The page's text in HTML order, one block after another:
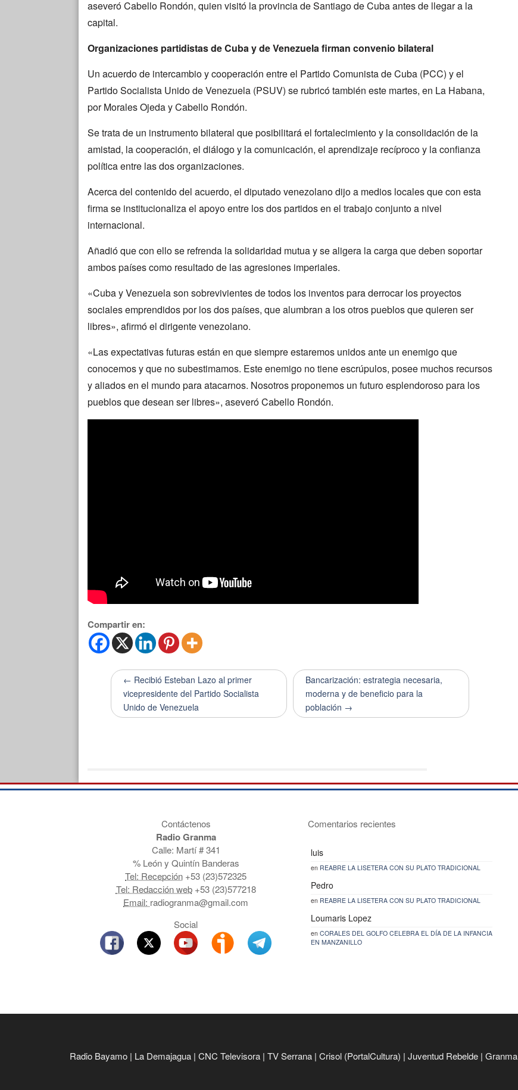
aseveró Cabello Rondón, quien visitó la provincia de Santiago de Cuba antes de llegar a la
capital.
Organizaciones partidistas de Cuba y de Venezuela firman convenio bilateral
Un acuerdo de intercambio y cooperación entre el Partido Comunista de Cuba (PCC) y el
Partido Socialista Unido de Venezuela (PSUV) se rubricó también este martes, en La Habana,
por Morales Ojeda y Cabello Rondón.
Se trata de un instrumento bilateral que posibilitará el fortalecimiento y la consolidación de la
amistad, la cooperación, el diálogo y la comunicación, el aprendizaje recíproco y la confianza
política entre las dos organizaciones.
Acerca del contenido del acuerdo, el diputado venezolano dijo a medios locales que con esta
firma se institucionaliza el apoyo entre los dos partidos en el trabajo conjunto a nivel
internacional.
Añadió que con ello se refrenda la solidaridad mutua y se aligera la carga que deben soportar
ambos países como resultado de las agresiones imperiales.
«Cuba y Venezuela son sobrevivientes de todos los inventos para derrocar los proyectos
sociales emprendidos por los dos países, que alumbran a los otros pueblos que quieren ser
libres», afirmó el dirigente venezolano.
«Las expectativas futuras están en que siempre estaremos unidos ante un enemigo que
conocemos y que no subestimamos. Este enemigo no tiene escrúpulos, posee muchos recursos
y aliados en el mundo para atacarnos. Nosotros proponemos un futuro esplendoroso para los
pueblos que desean ser libres», aseveró Cabello Rondón.
Compartir en:
← Recibió Esteban Lazo al primer
vicepresidente del Partido Socialista
Unido de Venezuela
Bancarización: estrategia necesaria,
moderna y de beneficio para la
población →
Contáctenos
Radio Granma
Calle: Martí # 341
% León y Quintín Banderas
Tel: Recepción +53 (23)572325
Tel: Redacción web+53 (23)577218
Email: radiogranma@gmail.com
Social
Comentarios recientes
luis
en REABRE LA LISETERA CON SU PLATO TRADICIONAL
Pedro
en REABRE LA LISETERA CON SU PLATO TRADICIONAL
Loumaris Lopez
en CORALES DEL GOLFO CELEBRA EL DÍA DE LA INFANCIA
EN MANZANILLO
Radio Bayamo | La Demajagua | CNC Televisora | TV Serrana | Crisol (PortalCultura) | Juventud Rebelde | Granma